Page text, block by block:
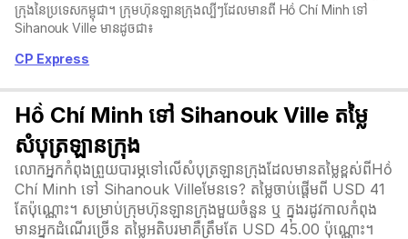
ក្រុងនៃប្រទេសកម្ពុជា។ ក្រុមហ៊ុនឡានក្រុងល្បីៗដែលមានពី Hồ Chí Minh ទៅ
Sihanouk Ville មានដូចជា៖
CP Express
Hồ Chí Minh ទៅ Sihanouk Ville តម្លៃ
សំបុត្រឡានក្រុង
លោកអ្នកកំពុងព្រួយបារម្ភទៅលើសំបុត្រឡានក្រុងដែលមានតម្លៃខ្ពស់ពីHồ
Chí Minh ទៅ Sihanouk Villeមែនទេ? តម្លៃចាប់ផ្តើមពី USD 41
តែប៉ុណ្ណោះ។ សម្រាប់ក្រុមហ៊ុនឡានក្រុងមួយចំនួន ឬ ក្នុងរដូវកាលកំពុង
មានអ្នកដំណើរច្រើន តម្លៃអតិបរមាគឺត្រឹមតែ USD 45.00 ប៉ុណ្ណោះ។